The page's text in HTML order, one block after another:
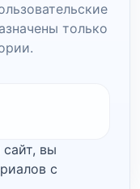
только
вы
с